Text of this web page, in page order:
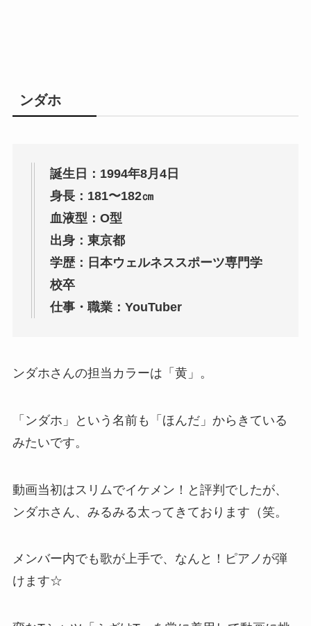
ンダホ
誕生日：1994年8月4日
身長：181〜182㎝
血液型：O型
出身：東京都
学歴：日本ウェルネススポーツ専門学
校卒
仕事・職業：YouTuber
ンダホさんの担当カラーは「黄」。
「ンダホ」という名前も「ほんだ」からきている
みたいです。
動画当初はスリムでイケメン！と評判でしたが、
ンダホさん、みるみる太ってきております（笑。
メンバー内でも歌が上手で、なんと！ピアノが弾
けます☆